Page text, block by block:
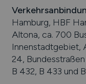
Hamburg, HBF
Altona, ca. 700
Innenstadtgebiet,
24,
B 432, B 433 und